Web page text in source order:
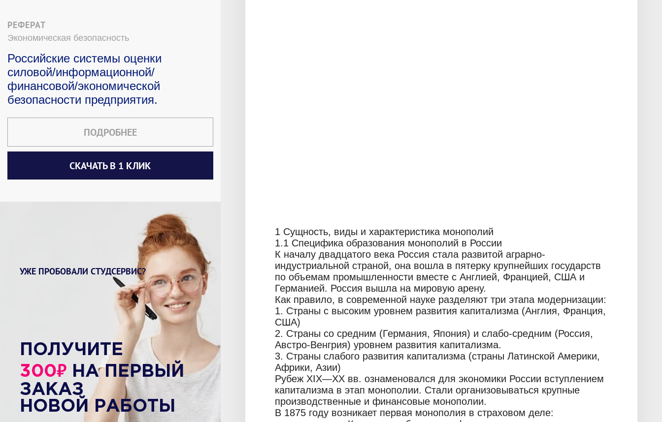
РЕФЕРАТ
Экономическая безопасность
Российские системы оценки
силовой/информационной/
финансовой/экономической
безопасности предприятия.
ПОДРОБНЕЕ
СКАЧАТЬ В 1 КЛИК
УЖЕ ПРОБОВАЛИ СТУДСЕРВИС?
ПОЛУЧИТЕ
300₽ НА ПЕРВЫЙ
ЗАКАЗ
НОВОЙ РАБОТЫ
1 Сущность, виды и характеристика монополий
1.1 Специфика образования монополий в России
К началу двадцатого века Россия стала развитой аграрно-
индустриальной страной, она вошла в пятерку крупнейших государств
по объемам промышленности вместе с Англией, Францией, США и
Германией. Россия вышла на мировую арену.
Как правило, в современной науке разделяют три этапа модернизации:
1. Страны с высоким уровнем развития капитализма (Англия, Франция,
США)
2. Страны со средним (Германия, Япония) и слабо-средним (Россия,
Австро-Венгрия) уровнем развития капитализма.
3. Страны слабого развития капитализма (страны Латинской Америки,
Африки, Азии)
Рубеж XIX—XX вв. ознаменовался для экономики России вступлением
капитализма в этап монополии. Стали организовываться крупные
производственные и финансовые монополии.
В 1875 году возникает первая монополия в страховом деле: